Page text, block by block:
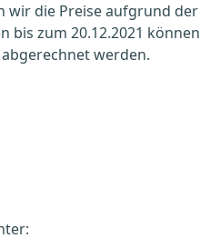
wir die Preise aufgrund der
bis zum 20.12.2021 können
werden.